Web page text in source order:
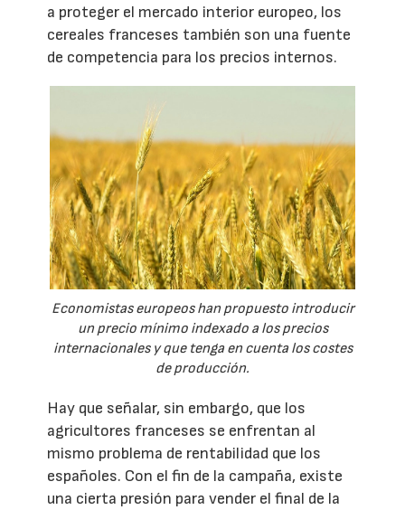
a proteger el mercado interior europeo, los
cereales franceses también son una fuente
de competencia para los precios internos.
Economistas europeos han propuesto introducir
un precio mínimo indexado a los precios
internacionales y que tenga en cuenta los costes
de producción.
Hay que señalar, sin embargo, que los
agricultores franceses se enfrentan al
mismo problema de rentabilidad que los
españoles. Con el fin de la campaña, existe
una cierta presión para vender el final de la